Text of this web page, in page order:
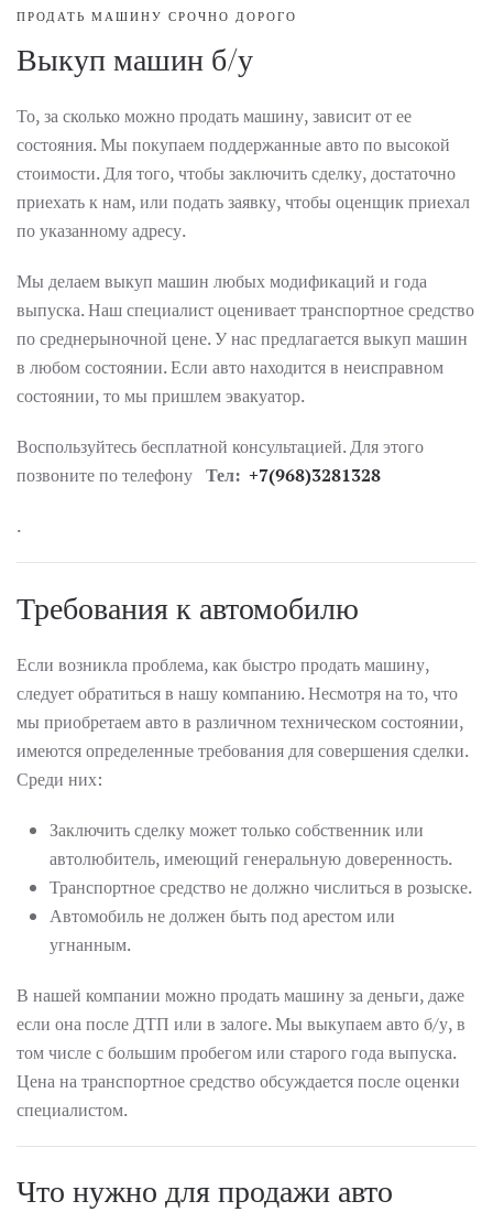
ПРОДАТЬ МАШИНУ СРОЧНО ДОРОГО
Выкуп машин б/у
То, за сколько можно продать машину, зависит от ее
состояния. Мы покупаем поддержанные авто по высокой
стоимости. Для того, чтобы заключить сделку, достаточно
приехать к нам, или подать заявку, чтобы оценщик приехал
по указанному адресу.
Мы делаем выкуп машин любых модификаций и года
выпуска. Наш специалист оценивает транспортное средство
по среднерыночной цене. У нас предлагается выкуп машин
в любом состоянии. Если авто находится в неисправном
состоянии, то мы пришлем эвакуатор.
Воспользуйтесь бесплатной консультацией. Для этого
позвоните по телефону Тел: +7(968)3281328
.
Требования к автомобилю
Если возникла проблема, как быстро продать машину,
следует обратиться в нашу компанию. Несмотря на то, что
мы приобретаем авто в различном техническом состоянии,
имеются определенные требования для совершения сделки.
Среди них:
Заключить сделку может только собственник или
автолюбитель, имеющий генеральную доверенность.
Транспортное средство не должно числиться в розыске.
Автомобиль не должен быть под арестом или
угнанным.
В нашей компании можно продать машину за деньги, даже
если она после ДТП или в залоге. Мы выкупаем авто б/у, в
том числе с большим пробегом или старого года выпуска.
Цена на транспортное средство обсуждается после оценки
специалистом.
Что нужно для продажи авто